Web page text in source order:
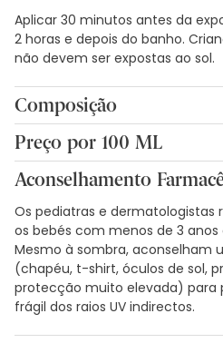
Aplicar 30 minutos antes da
2 horas e depois do banho.
não devem ser expostas ao sol.
Composição
ÁLCOOL DENAT. HIDRÓXIDO DE
POLIACRILADIMETILTAURAMIDA DE
BUTILMETOXIDIBENZOILMETANO.
ALQUILO. GLICOL CAPRÍLICO.
DIMETICONE. EDTA DISODIUM.
ETILHEXIL TRIAZONA. O QUE É QUE
GLICERILO.
PEG-100 ESTEARATO.
CETÍLICO. PROPILENOGLICOL.
TITÂNIO. TOCOFEROL.
Preço por 100 ML
8,29€ / 100 ml
Aconselhamento
Os pediatras e dermatologistas
os bebés com menos de 3
Mesmo à sombra, aconselham
(chapéu, t-shirt, óculos de sol,
protecção muito elevada) para
frágil dos raios UV indirectos.